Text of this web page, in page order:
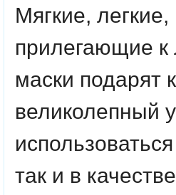
Мягкие, легкие,
прилегающие к
маски подарят
великолепный
так и в